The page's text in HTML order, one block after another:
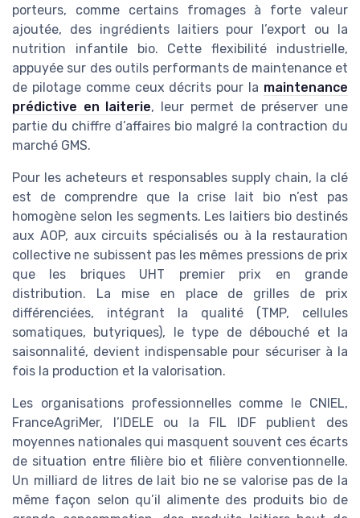
porteurs, comme certains fromages à forte valeur
ajoutée, des ingrédients laitiers pour l’export ou la
nutrition infantile bio. Cette flexibilité industrielle,
appuyée sur des outils performants de maintenance et
de pilotage comme ceux décrits pour la maintenance
prédictive en laiterie, leur permet de préserver une
partie du chiffre d’affaires bio malgré la contraction du
marché GMS.
Pour les acheteurs et responsables supply chain, la clé
est de comprendre que la crise lait bio n’est pas
homogène selon les segments. Les laitiers bio destinés
aux AOP, aux circuits spécialisés ou à la restauration
collective ne subissent pas les mêmes pressions de prix
que les briques UHT premier prix en grande
distribution. La mise en place de grilles de prix
différenciées, intégrant la qualité (TMP, cellules
somatiques, butyriques), le type de débouché et la
saisonnalité, devient indispensable pour sécuriser à la
fois la production et la valorisation.
Les organisations professionnelles comme le CNIEL,
FranceAgriMer, l’IDELE ou la FIL IDF publient des
moyennes nationales qui masquent souvent ces écarts
de situation entre filière bio et filière conventionnelle.
Un milliard de litres de lait bio ne se valorise pas de la
même façon selon qu’il alimente des produits bio de